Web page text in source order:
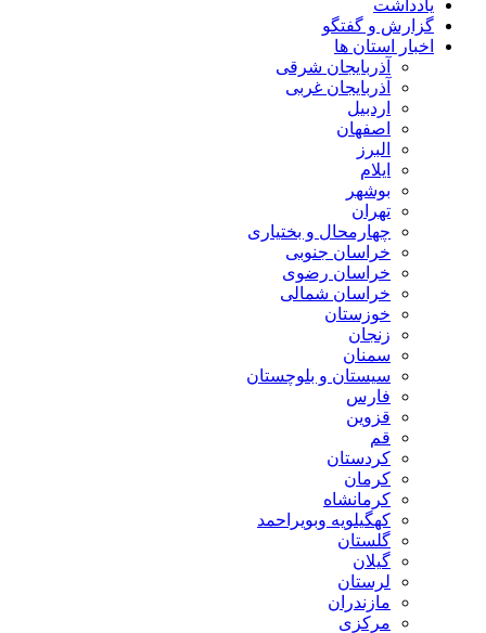
یادداشت
گزارش و گفتگو
اخبار استان ها
آذربایجان شرقی
آذربایجان غربی
اردبیل
اصفهان
البرز
ایلام
بوشهر
تهران
چهارمحال و بختیاری
خراسان جنوبی
خراسان رضوی
خراسان شمالی
خوزستان
زنجان
سمنان
سیستان و بلوچستان
فارس
قزوین
قم
کردستان
کرمان
کرمانشاه
کهگیلویه وبویراحمد
گلستان
گیلان
لرستان
مازندران
مرکزی